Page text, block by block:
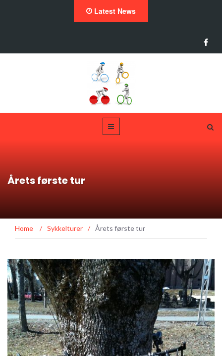
Latest News
Årets første tur
Home / Sykkelturer / Årets første tur